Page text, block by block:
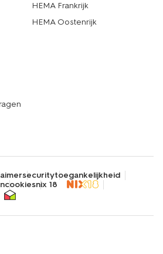
HEMA Frankrijk
HEMA Oostenrijk
securitytoegankelijkheid
cookiesnix 18